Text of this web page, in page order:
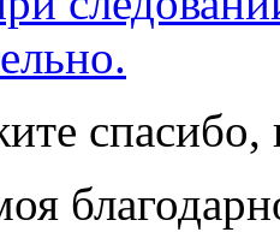
спасибо,